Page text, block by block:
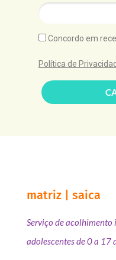
Concordo em
Política de
matriz | saica
Serviço de
adolescentes de 0 a 17